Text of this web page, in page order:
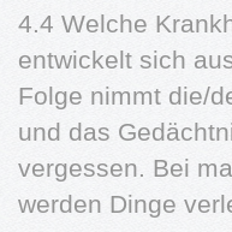
4.4 Welche
entwickelt sich
Folge nimmt die/
und das
vergessen. Bei
werden Dinge